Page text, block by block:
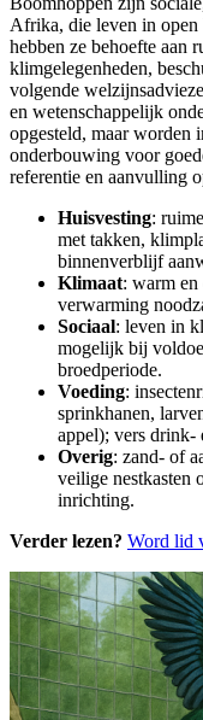
Afrika, die leven in open
hebben ze behoefte aan
klimgelegenheden,
volgende
en wetenschappelijk
opgesteld, maar worden
onderbouwing voor
referentie en aanvulling
Huisvesting:
met takken,
binnenverblijf
Klimaat: warm
verwarming
Sociaal: leven in
mogelijk bij
broedperiode.
Voeding:
sprinkhanen,
appel); vers drink-
Overig: zand- of
veilige nestkasten
inrichting.
Verder lezen? Word lid